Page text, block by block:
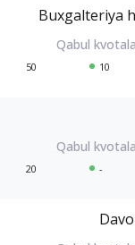
Buxgalteriya
50 10
20 -